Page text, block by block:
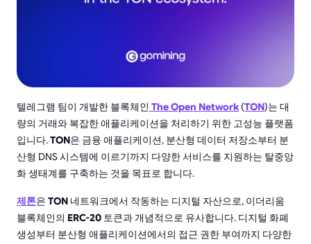
텔레그램 팀이 개발한 블록체인 The Open Network (TON)는 대
량의 거래와 복잡한 애플리케이션을 처리하기 위한 고성능 플랫폼
입니다.TON은 금융 애플리케이션, 분산형 데이터 저장소부터 분
산형 DNS 시스템에 이르기까지 다양한 서비스를 지원하는 탈중앙
화 생태계를 구축하는 것을 목표로 합니다.
제톤은 TON 네트워크에서 작동하는 디지털 자산으로, 이더리움
블록체인의 ERC-20 토큰과 개념적으로 유사합니다. 디지털 화폐
생성부터 분산형 애플리케이션에서의 접근 권한 부여까지 다양한